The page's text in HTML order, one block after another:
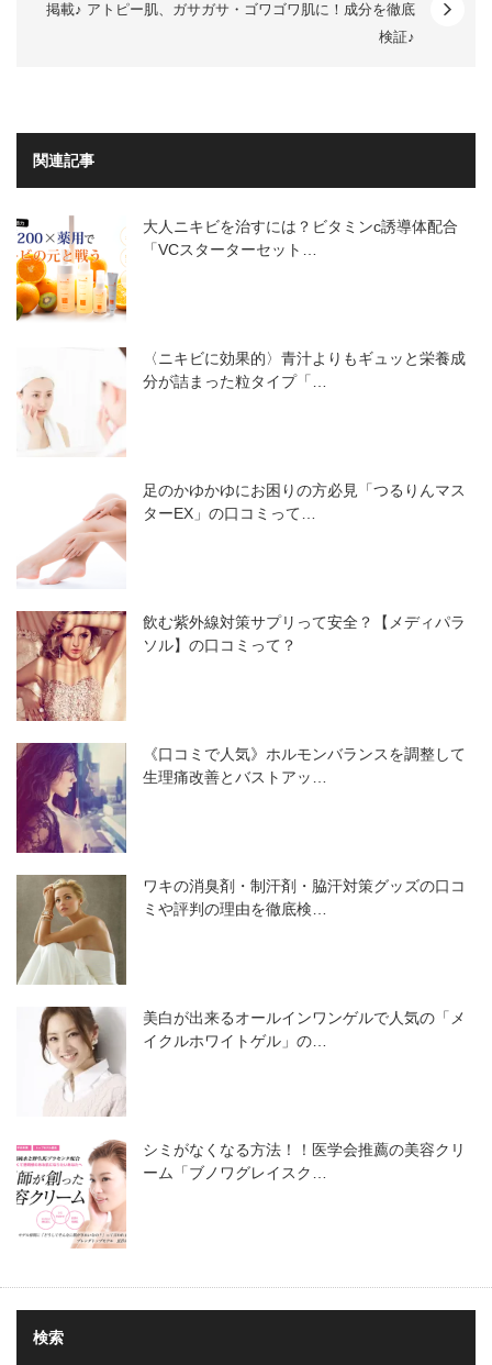
掲載♪ アトピー肌、ガサガサ・ゴワゴワ肌に！成分を徹底
検証♪
関連記事
大人ニキビを治すには？ビタミンc誘導体配合
「VCスターターセット…
〈ニキビに効果的〉青汁よりもギュッと栄養成
分が詰まった粒タイプ「…
足のかゆかゆにお困りの方必見「つるりんマス
ターEX」の口コミって…
飲む紫外線対策サプリって安全？【メディパラ
ソル】の口コミって？
《口コミで人気》ホルモンバランスを調整して
生理痛改善とバストアッ…
ワキの消臭剤・制汗剤・脇汗対策グッズの口コ
ミや評判の理由を徹底検…
美白が出来るオールインワンゲルで人気の「メ
イクルホワイトゲル」の…
シミがなくなる方法！！医学会推薦の美容クリ
ーム「ブノワグレイスク…
検索